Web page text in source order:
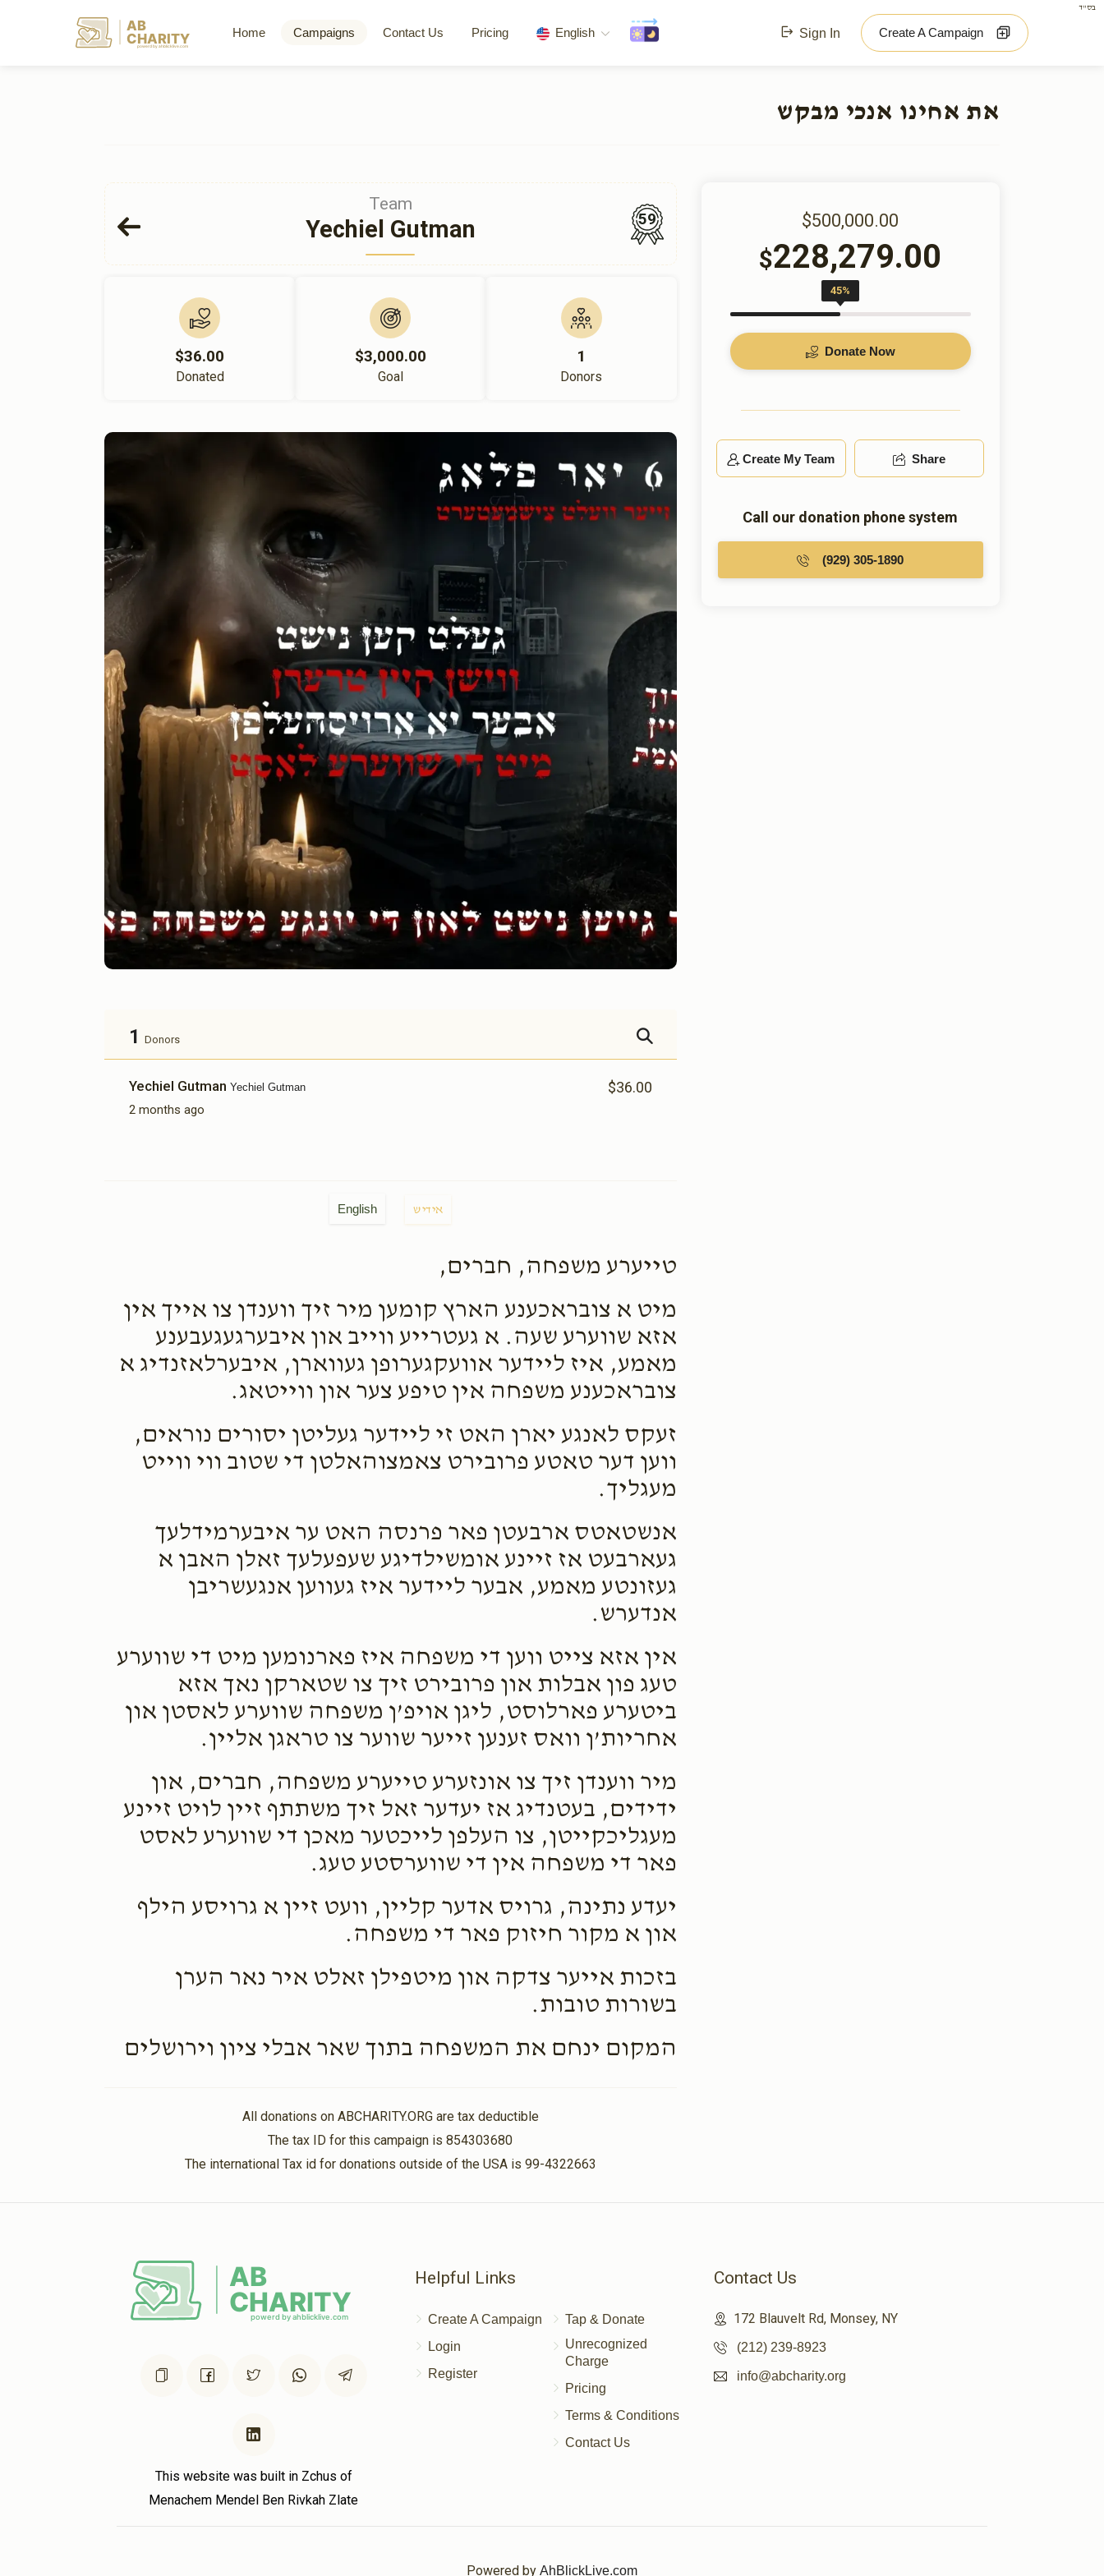
בס"ד
AB
CHARITY
powerd by ahblicklive.com
Home Campaigns Contact Us Pricing English Sign In Create A Campaign
את אחינו אנכי מבקש
Team
Yechiel Gutman 59
$36.00
Donated
$3,000.00
Goal
1
Donors
1 Donors
Yechiel Gutman Yechiel Gutman
2 months ago
$36.00
English אידיש
טייערע משפחה, חברים,
מיט א צובראכענע הארץ קומען מיר זיך ווענדן צו אייך אין
אזא שווערע שעה. א געטרייע ווייב און איבערגעגעבענע
מאמע, איז ליידער אוועקגערופן געווארן, איבערלאזנדיג א
צובראכענע משפחה אין טיפע צער און ווייטאג.
זעקס לאנגע יארן האט זי ליידער געליטן יסורים נוראים,
ווען דער טאטע פרובירט צאמצוהאלטן די שטוב ווי ווייט
מעגליך.
אנשטאטס ארבעטן פאר פרנסה האט ער איבערמידלעך
געארבעט אז זיינע אומשילדיגע שעפעלעך זאלן האבן א
געזונטע מאמע, אבער ליידער איז געווען אנגעשריבן
אנדערש.
אין אזא צייט ווען די משפחה איז פארנומען מיט די שווערע
טעג פון אבלות און פרובירט זיך צו שטארקן נאך אזא
ביטערע פארלוסט, ליגן אויפ’ן משפחה שווערע לאסטן און
אחריות’ן וואס זענען זייער שווער צו טראגן אליין.
מיר ווענדן זיך צו אונזערע טייערע משפחה, חברים, און
ידידים, בעטנדיג אז יעדער זאל זיך משתתף זיין לויט זיינע
מעגליכקייטן, צו העלפן לייכטער מאכן די שווערע לאסט
פאר די משפחה אין די שווערסטע טעג.
יעדע נתינה, גרויס אדער קליין, וועט זיין א גרויסע הילף
און א מקור חיזוק פאר די משפחה.
בזכות אייער צדקה און מיטפילן זאלט איר נאר הערן
בשורות טובות.
המקום ינחם את המשפחה בתוך שאר אבלי ציון וירושלים
All donations on ABCHARITY.ORG are tax deductible
The tax ID for this campaign is 854303680
The international Tax id for donations outside of the USA is 99-4322663
$500,000.00
$228,279.00
45%
Donate Now
Create My Team Share
Call our donation phone system
(929) 305-1890
This website was built in Zchus of
Menachem Mendel Ben Rivkah Zlate
Helpful Links
Create A Campaign
Login
Register
Tap & Donate
Unrecognized
Charge
Pricing
Terms & Conditions
Contact Us
Contact Us
172 Blauvelt Rd, Monsey, NY
(212) 239-8923
info@abcharity.org
Powered by AhBlickLive.com